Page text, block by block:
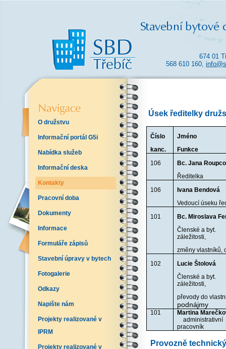
674 01
568 610 160,
O družstvu
Informační portál G5i
Nabídka služeb
Informační deska
Kontakty
Pracovní doba
Dokumenty
Informace
Formuláře zápisů
Stavební úpravy v bytech
Fotogalerie
Odkazy
Napište nám
Projekty realizované v
IPRM
Projekty realizované v
Úsek ředitelky
Číslo
kanc.
Jméno
Funkce
106
Bc. Jana
Ředitelka
106
Ivana Bendová
Vedoucí úseku
101
Bc. Miroslava
Členské a byt.
záležitosti,
změny vlastníků,
102
Lucie Štolová
Členské a byt.
záležitosti,
převody do
podnájmy
101
Martina
administrativní
pracovník
Provozně